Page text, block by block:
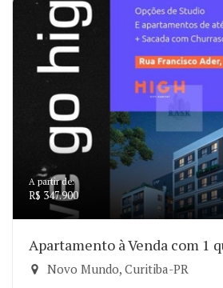
A partir de:
R$ 347.900
Apartamento à Venda com 1
Novo Mundo, Curitiba-PR